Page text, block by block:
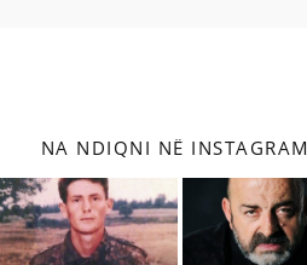
NA NDIQNI NË INSTAGRAM